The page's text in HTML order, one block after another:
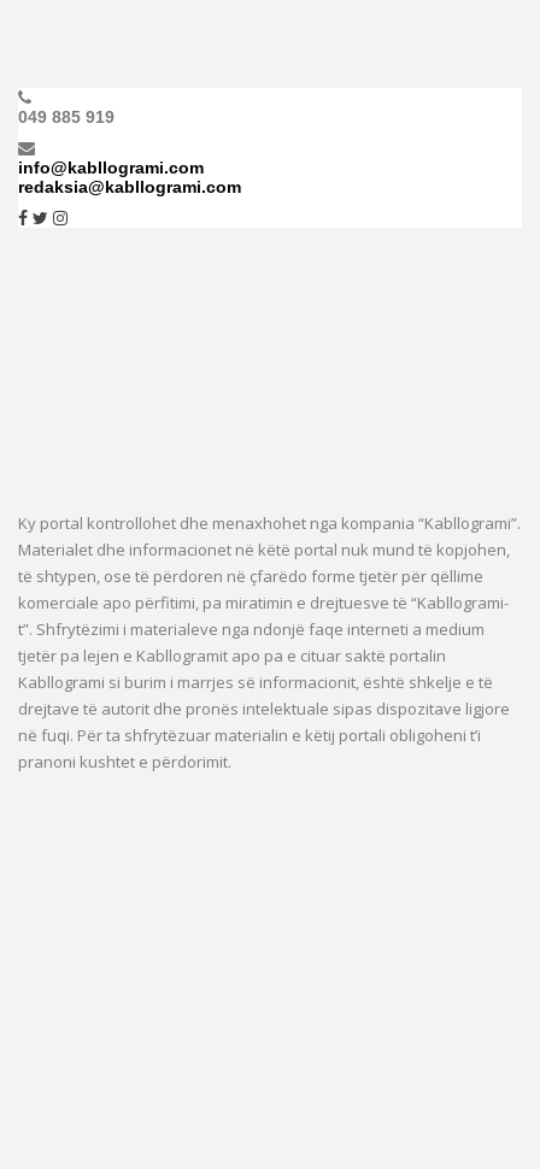
049 885 919
info@kabllogrami.com
redaksia@kabllogrami.com
Ky portal kontrollohet dhe menaxhohet nga kompania “Kabllogrami”.
Materialet dhe informacionet në këtë portal nuk mund të kopjohen,
të shtypen, ose të përdoren në çfarëdo forme tjetër për qëllime
komerciale apo përfitimi, pa miratimin e drejtuesve të “Kabllogrami-
t”. Shfrytëzimi i materialeve nga ndonjë faqe interneti a medium
tjetër pa lejen e Kabllogramit apo pa e cituar saktë portalin
Kabllogrami si burim i marrjes së informacionit, është shkelje e të
drejtave të autorit dhe pronës intelektuale sipas dispozitave ligjore
në fuqi. Për ta shfrytëzuar materialin e këtij portali obligoheni t’i
pranoni kushtet e përdorimit.